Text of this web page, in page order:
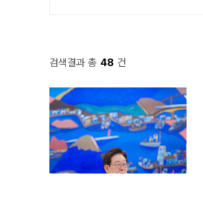
검색결과 총 48 건